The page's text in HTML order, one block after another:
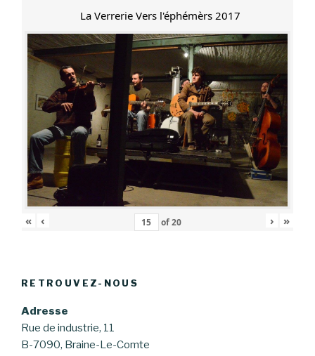
La Verrerie Vers l'éphémèrs 2017
« ‹ of20 › »
RETROUVEZ-NOUS
Adresse
Rue de industrie, 11
B-7090, Braine-Le-Comte